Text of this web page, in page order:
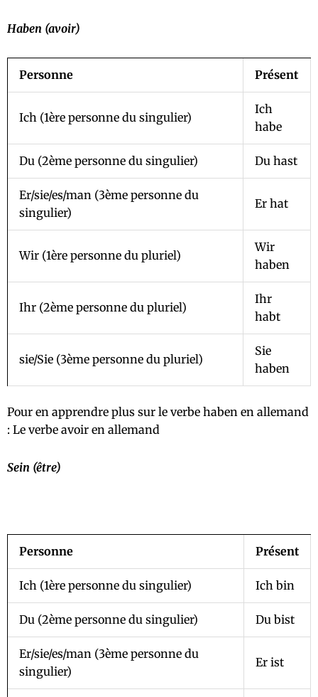
Haben (avoir)
Personne Présent
Ich (1ère personne du singulier)
Ich
habe
Du (2ème personne du singulier) Du hast
Er/sie/es/man (3ème personne du
singulier)
Er hat
Wir (1ère personne du pluriel)
Wir
haben
Ihr (2ème personne du pluriel)
Ihr
habt
sie/Sie (3ème personne du pluriel)
Sie
haben
Pour en apprendre plus sur le verbe haben en allemand
: Le verbe avoir en allemand
Sein (être)
Personne Présent
Ich (1ère personne du singulier) Ich bin
Du (2ème personne du singulier) Du bist
Er/sie/es/man (3ème personne du
singulier)
Er ist